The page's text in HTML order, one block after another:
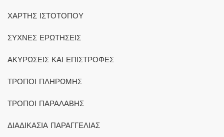
ΧΑΡΤΗΣ ΙΣΤΟΤΟΠΟΥ
ΣΥΧΝΕΣ ΕΡΩΤΗΣΕΙΣ
ΑΚΥΡΩΣΕΙΣ ΚΑΙ ΕΠΙΣΤΡΟΦΕΣ
ΤΡΟΠΟΙ ΠΛΗΡΩΜΗΣ
ΤΡΟΠΟΙ ΠΑΡΑΛΑΒΗΣ
ΔΙΑΔΙΚΑΣΙΑ ΠΑΡΑΓΓΕΛΙΑΣ